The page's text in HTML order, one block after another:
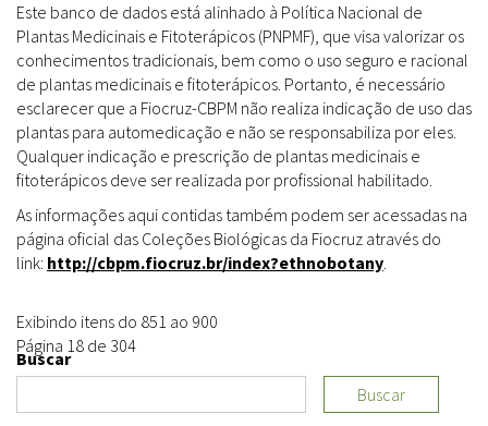
Este banco de dados está alinhado à Política Nacional de
Plantas Medicinais e Fitoterápicos (PNPMF), que visa valorizar os
conhecimentos tradicionais, bem como o uso seguro e racional
de plantas medicinais e fitoterápicos. Portanto, é necessário
esclarecer que a Fiocruz-CBPM não realiza indicação de uso das
plantas para automedicação e não se responsabiliza por eles.
Qualquer indicação e prescrição de plantas medicinais e
fitoterápicos deve ser realizada por profissional habilitado.
As informações aqui contidas também podem ser acessadas na
página oficial das Coleções Biológicas da Fiocruz através do
link: http://cbpm.fiocruz.br/index?ethnobotany.
Exibindo itens do 851 ao 900
Página 18 de 304
Buscar
Buscar